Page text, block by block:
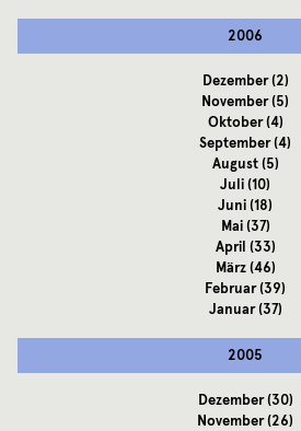
2006
Dezember(2)
November(5)
Oktober(4)
September(4)
August(5)
Juli(10)
Juni(18)
Mai(37)
April (33)
März(46)
Februar(39)
Januar(37)
2005
Dezember(30)
November(26)